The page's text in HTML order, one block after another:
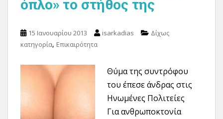
όπλο» το στήθος της
15 Ιανουαρίου 2013 isarkadias
Δίχως
κατηγορία, Επικαιρότητα
Θύμα της συντρόφου
του έπεσε άνδρας στις
Ηνωμένες Πολιτείες
Για ανθρωποκτονία